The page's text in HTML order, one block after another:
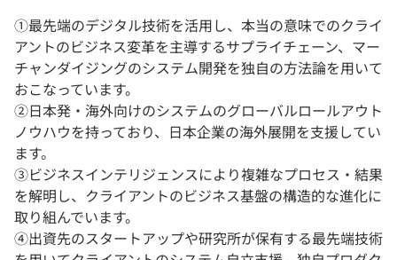
①最先端のデジタル技術を活用し、本当の意味でのクライ
アントのビジネス変革を主導するサプライチェーン、マー
チャンダイジングのシステム開発を独自の方法論を用いて
おこなっています。
②日本発・海外向けのシステムのグローバルロールアウト
ノウハウを持っており、日本企業の海外展開を支援してい
ます。
③ビジネスインテリジェンスにより複雑なプロセス・結果
を解明し、クライアントのビジネス基盤の構造的な進化に
取り組んでいます。
④出資先のスタートアップや研究所が保有する最先端技術